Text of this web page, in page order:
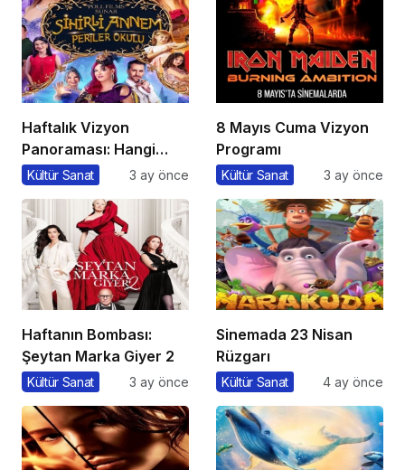
Haftalık Vizyon
Panoraması: Hangi
Filmi İzlemeli?
Kültür Sanat 3 ay önce
8 Mayıs Cuma Vizyon
Programı
Kültür Sanat 3 ay önce
Haftanın Bombası:
Şeytan Marka Giyer 2
Kültür Sanat 3 ay önce
Sinemada 23 Nisan
Rüzgarı
Kültür Sanat 4 ay önce